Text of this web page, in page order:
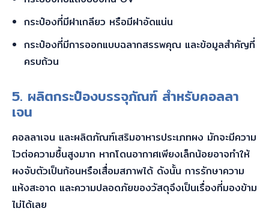
กระป๋องที่มีฝาเกลียว หรือมีฝาอัดแน่น
กระป๋องที่มีการออกแบบฉลากสรรพคุณ และข้อมูลสำคัญที่
ครบถ้วน
5. ผลิตกระป๋องบรรจุภัณฑ์ สำหรับคอลลา
เจน
คอลลาเจน และผลิตภัณฑ์เสริมอาหารประเภทผง มักจะมีความ
ไวต่อความชื้นสูงมาก หากโดนอากาศเพียงเล็กน้อยอาจทำให้
ผงจับตัวเป็นก้อนหรือเสื่อมสภาพได้ ดังนั้น การรักษาความ
แห้งสะอาด และความปลอดภัยของวัสดุจึงเป็นเรื่องที่มองข้าม
ไม่ได้เลย